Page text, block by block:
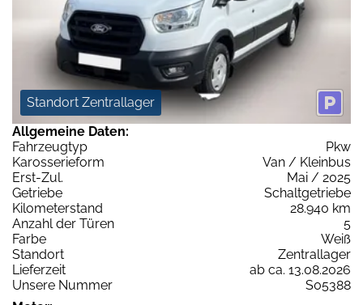
Standort Zentrallager
Allgemeine Daten:
Fahrzeugtyp
Pkw
Karosserieform
Van / Kleinbus
Erst-Zul.
Mai / 2025
Getriebe
Schaltgetriebe
Kilometerstand
28.940 km
Anzahl der Türen
5
Farbe
Weiß
Standort
Zentrallager
Lieferzeit
ab ca. 13.08.2026
Unsere Nummer
S05388